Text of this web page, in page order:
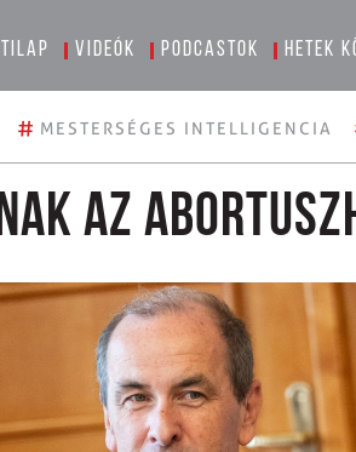
Videók Podcastok Hetek
# MESTERSÉGES INTELLIGENCIA
az